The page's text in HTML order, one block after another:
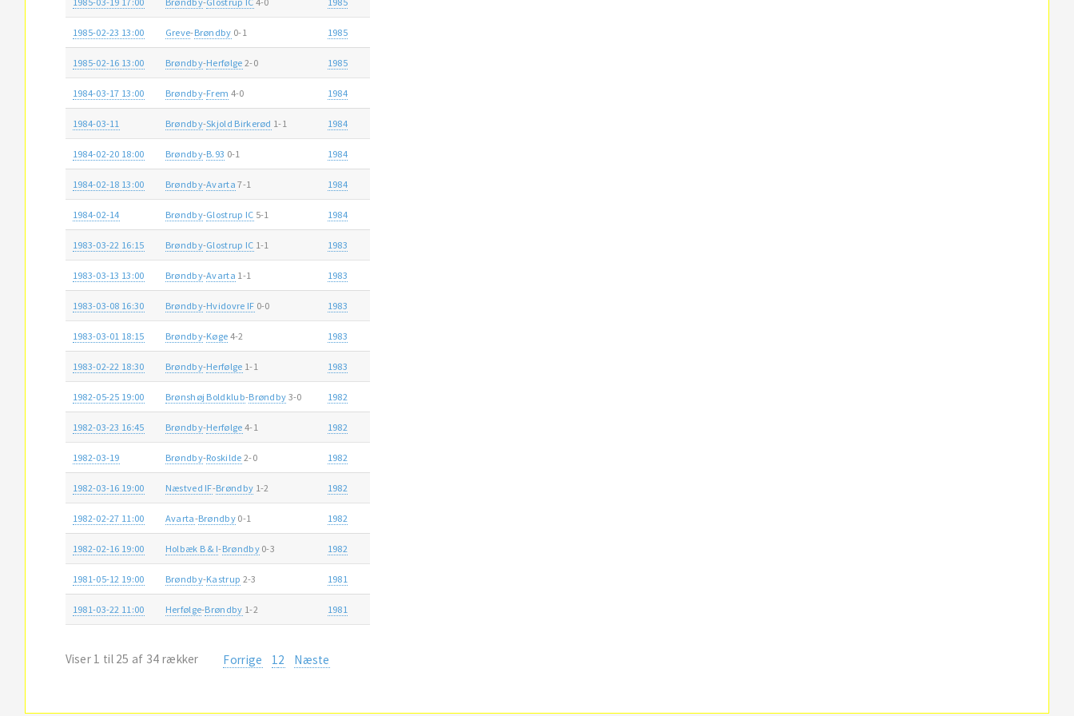
1985-02-23 13:00 Greve-Brøndby 0-1 1985
1985-02-16 13:00 Brøndby-Herfølge 2-0 1985
1984-03-17 13:00 Brøndby-Frem 4-0 1984
1984-03-11 Brøndby-Skjold Birkerød 1-1 1984
1984-02-20 18:00 Brøndby-B.93 0-1 1984
1984-02-18 13:00 Brøndby-Avarta 7-1 1984
1984-02-14 Brøndby-Glostrup IC 5-1 1984
1983-03-22 16:15 Brøndby-Glostrup IC 1-1 1983
1983-03-13 13:00 Brøndby-Avarta 1-1 1983
1983-03-08 16:30 Brøndby-Hvidovre IF 0-0 1983
1983-03-01 18:15 Brøndby-Køge 4-2 1983
1983-02-22 18:30 Brøndby-Herfølge 1-1 1983
1982-05-25 19:00 Brønshøj Boldklub-Brøndby 3-0 1982
1982-03-23 16:45 Brøndby-Herfølge 4-1 1982
1982-03-19 Brøndby-Roskilde 2-0 1982
1982-03-16 19:00 Næstved IF-Brøndby 1-2 1982
1982-02-27 11:00 Avarta-Brøndby 0-1 1982
1982-02-16 19:00 Holbæk B & I-Brøndby0-3 1982
1981-05-12 19:00 Brøndby-Kastrup 2-3 1981
1981-03-22 11:00 Herfølge-Brøndby 1-2 1981
Viser 1 til 25 af 34 rækker Forrige 12 Næste